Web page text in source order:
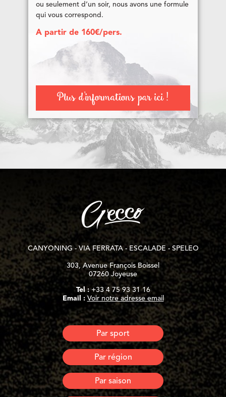
ou seulement d’un soir, nous avons une formule
qui vous correspond.
A partir de 160€/pers.
Plus d'informations par ici !
CANYONING - VIA FERRATA - ESCALADE - SPELEO
303, Avenue François Boissel
07260 Joyeuse
Tel :+33 4 75 93 31 16
Email : Voir notre adresse email
Par sport
Nuit en Portaledge
Canyoning
Via Ferrata & Via Corda
Escalade
Spéléo
Par région
Ardèche
Par saison